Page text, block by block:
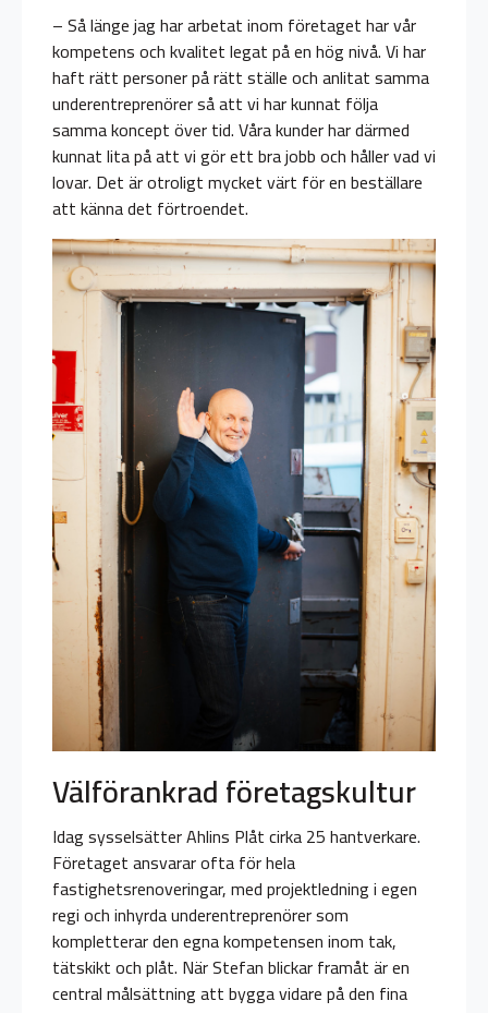
– Så länge jag har arbetat inom företaget har vår
kompetens och kvalitet legat på en hög nivå. Vi har
haft rätt personer på rätt ställe och anlitat samma
underentreprenörer så att vi har kunnat följa
samma koncept över tid. Våra kunder har därmed
kunnat lita på att vi gör ett bra jobb och håller vad vi
lovar. Det är otroligt mycket värt för en beställare
att känna det förtroendet.
Välförankrad företagskultur
Idag sysselsätter Ahlins Plåt cirka 25 hantverkare.
Företaget ansvarar ofta för hela
fastighetsrenoveringar, med projektledning i egen
regi och inhyrda underentreprenörer som
kompletterar den egna kompetensen inom tak,
tätskikt och plåt. När Stefan blickar framåt är en
central målsättning att bygga vidare på den fina